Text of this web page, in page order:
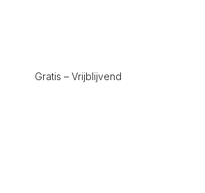
Gratis – Vrijblijvend